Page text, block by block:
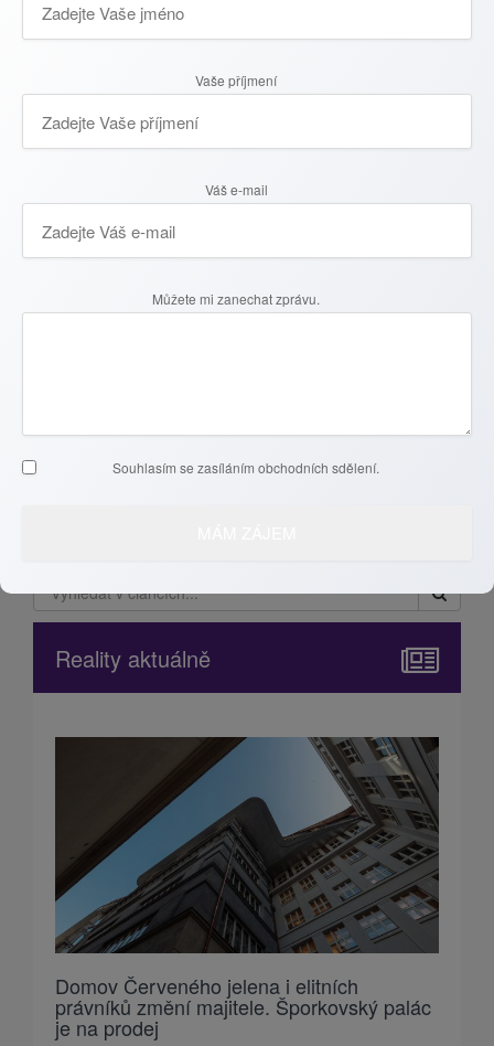
O odkladu splátek se uvažuje od příštího měsíce
nároku posílejte bankám minimálně 10 dní před
době nic nedlužili. OSVČ musí mít aktivní živnost
s interními předpisy. Konkrétní postup vám upřesní
Reality aktuálně
Domov Červeného jelena i elitních
právníků změní majitele. Šporkovský palác
je na prodej
Vaše příjmení
Váš e-mail
Můžete mi zanechat zprávu.
Souhlasím se zasíláním obchodních sdělení.